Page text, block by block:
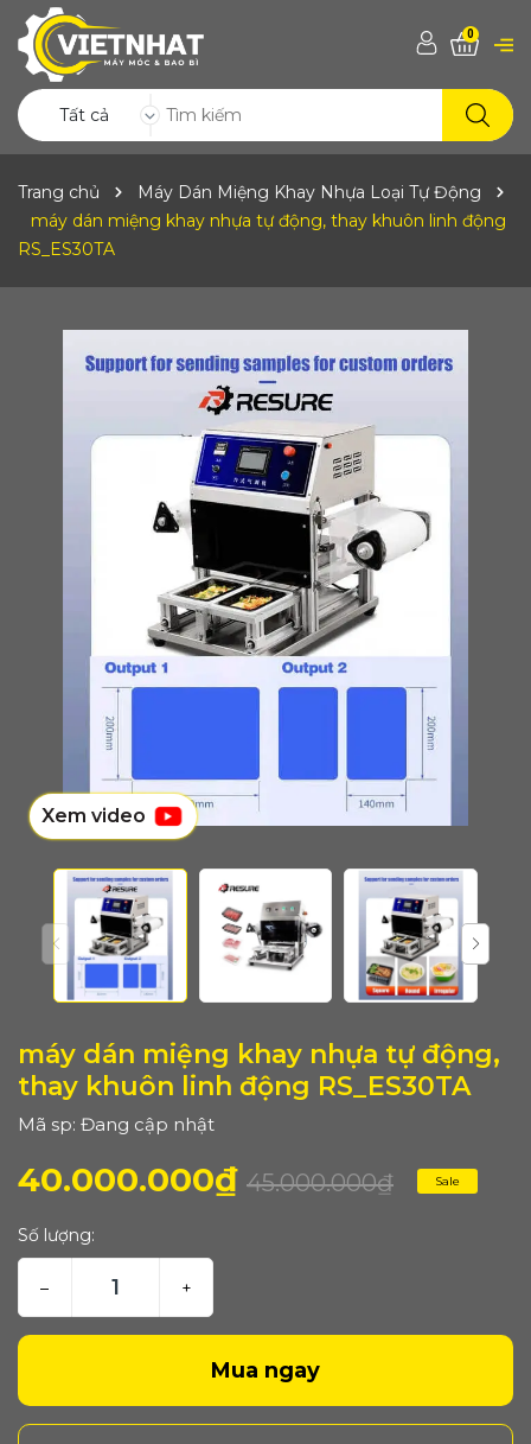
Tất cả
0
Trang chủ
Máy Dán Miệng Khay Nhựa Loại Tự Động
máy dán miệng khay nhựa tự động, thay khuôn linh động
RS_ES30TA
Xem video
máy dán miệng khay nhựa tự động,
thay khuôn linh động RS_ES30TA
Mã sp: Đang cập nhật
40.000.000₫ 45.000.000₫ Sale
Số lượng:
– +
Mua ngay